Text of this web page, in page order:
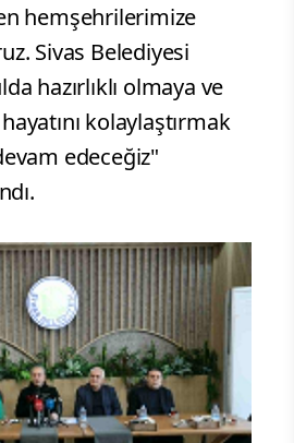
hemşehrilerimize
Sivas Belediyesi
hazırlıklı olmaya ve
kolaylaştırmak
edeceğiz"